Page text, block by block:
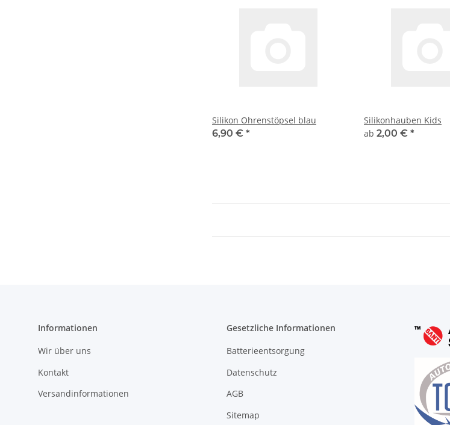
Silikon Ohrenstöpsel blau
6,90 € *
Silikonhauben Kids
ab 2,00 € *
Informationen
Wir über uns
Kontakt
Versandinformationen
Gesetzliche Informationen
Batterieentsorgung
Datenschutz
AGB
Sitemap